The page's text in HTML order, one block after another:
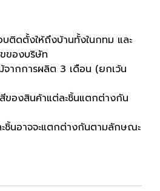
บติดตั้งให้ถึงบ้านทั้งในกทม และ
ของบริษัท
จากการผลิต 3 เดือน (ยกเว้น
สีของสินค้าแต่ละชิ้นแตกต่างกัน
ชิ้นอาจจะแตกต่างกันตามลักษณะ